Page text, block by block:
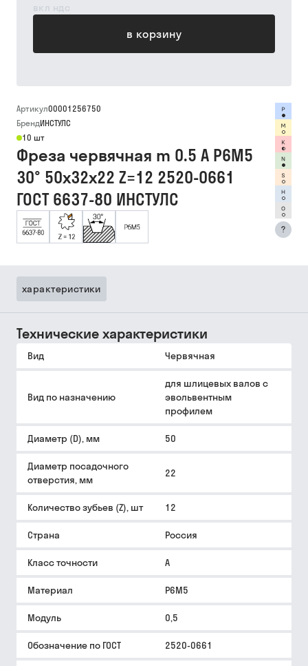
вкл ндс
в корзину
Артикул00001256750
БрендИНСТУЛС
10 шт
Фреза червячная m 0.5 А Р6М5
30° 50х32х22 Z=12 2520-0661
ГОСТ 6637-80 ИНСТУЛС
?
характеристики
Технические характеристики
Вид Червячная
Вид по назначению
для шлицевых валов с
эвольвентным
профилем
Диаметр (D), мм 50
Диаметр посадочного
отверстия, мм
22
Количество зубьев (Z), шт 12
Страна Россия
Класс точности A
Материал Р6М5
Модуль 0,5
Обозначение по ГОСТ 2520-0661